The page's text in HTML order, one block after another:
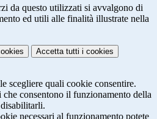
da questo utilizzati si avvalgono di
ed utili alle finalità illustrate nella
Accetta tutti i cookies
scegliere quali cookie consentire.
consentono il funzionamento della
necessari al funzionamento potete